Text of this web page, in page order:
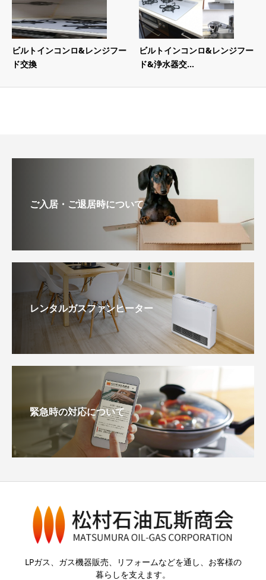
ビルトインコンロ&レンジフー
ド交換
ビルトインコンロ&レンジフー
ド&浄水器交...
ご入居・ご退居時について
レンタルガスファンヒーター
緊急時の対応について
LPガス、ガス機器販売、リフォームなどを通し、お客様の
暮らしを支えます。